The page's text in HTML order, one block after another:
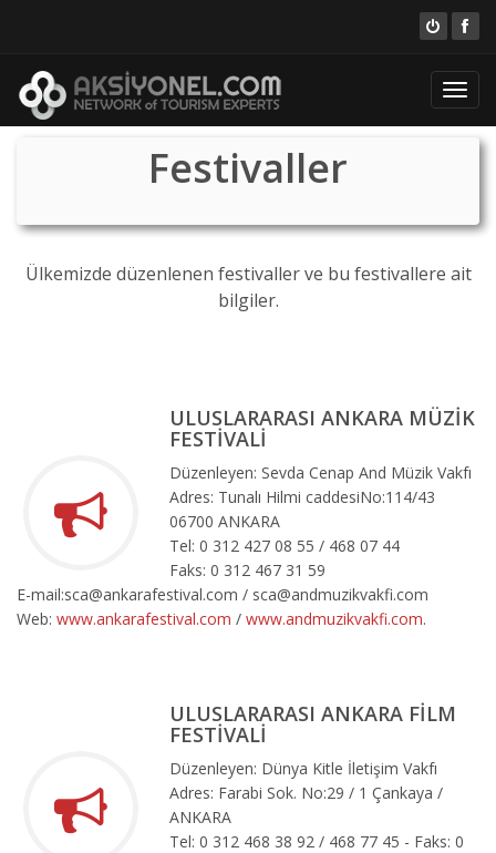
Festivaller
Ülkemizde düzenlenen festivaller ve bu festivallere ait
bilgiler.
ULUSLARARASI ANKARA MÜZİK
FESTİVALİ
Düzenleyen: Sevda Cenap And Müzik Vakfı
Adres: Tunalı Hilmi caddesiNo:114/43
06700 ANKARA
Tel: 0 312 427 08 55 / 468 07 44
Faks: 0 312 467 31 59
E-mail:sca@ankarafestival.com / sca@andmuzikvakfi.com
Web: www.ankarafestival.com / www.andmuzikvakfi.com.
ULUSLARARASI ANKARA FİLM
FESTİVALİ
Düzenleyen: Dünya Kitle İletişim Vakfı
Adres: Farabi Sok. No:29 / 1 Çankaya /
ANKARA
Tel: 0 312 468 38 92 / 468 77 45 - Faks: 0